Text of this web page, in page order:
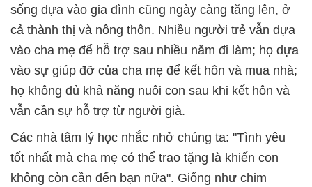
sống dựa vào gia đình cũng ngày càng tăng lên, ở
cả thành thị và nông thôn. Nhiều người trẻ vẫn dựa
vào cha mẹ để hỗ trợ sau nhiều năm đi làm; họ dựa
vào sự giúp đỡ của cha mẹ để kết hôn và mua nhà;
họ không đủ khả năng nuôi con sau khi kết hôn và
vẫn cần sự hỗ trợ từ người già.
Các nhà tâm lý học nhắc nhở chúng ta: "Tình yêu
tốt nhất mà cha mẹ có thể trao tặng là khiến con
không còn cần đến bạn nữa". Giống như chim